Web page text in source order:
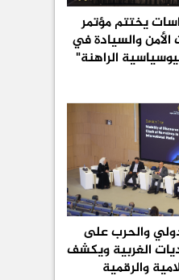
يختتم مؤتمر
الأمن والسيادة في
الراهنة"
والحرب على
الغربية ويكشف
والرقمية